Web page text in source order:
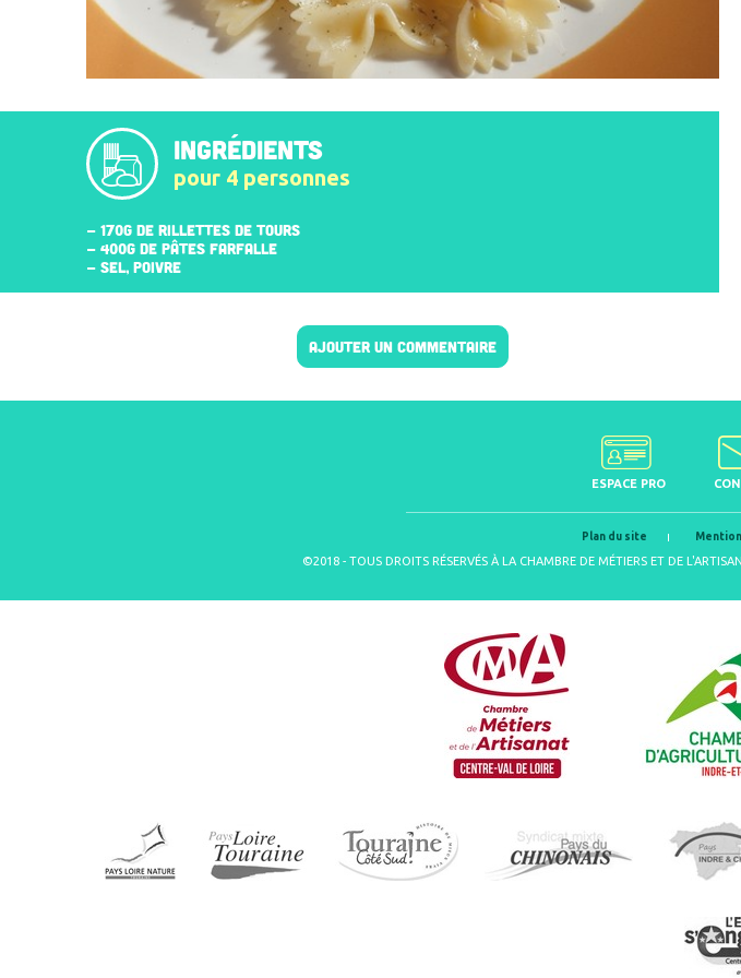
INGRÉDIENTS
pour 4 personnes
- 170G DE RILLETTES DE TOURS
- 400G DE PÂTES FARFALLE
- SEL, POIVRE
AJOUTER UN COMMENTAIRE
ESPACE PRO
Plan du site
©2018 - TOUS DROITS RÉSERVÉS À LA CHAMBRE DE MÉTIERS ET DE